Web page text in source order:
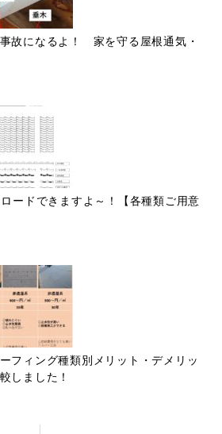
故になるよ！ 家を守る屋根通気・
ードできますよ～！【各種類ご用意
フィング種類別メリット・デメリッ
しました！